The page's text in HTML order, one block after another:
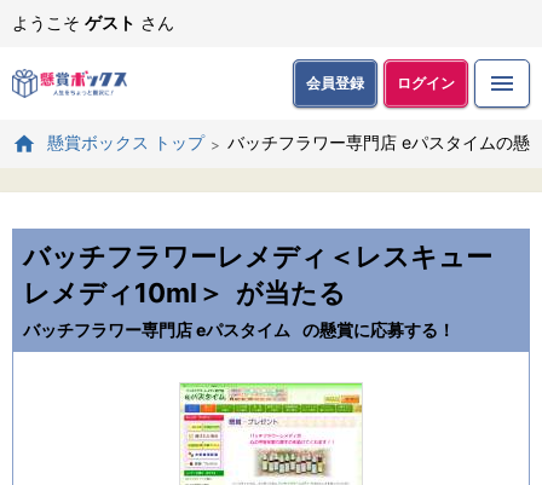
ようこそ ゲスト さん
会員登録 ログイン
懸賞ボックス トップ バッチフラワー専門店 eパスタイムの懸
バッチフラワーレメディ＜レスキュー
レメディ10ml＞ が当たる
バッチフラワー専門店 eパスタイム の懸賞に応募する！